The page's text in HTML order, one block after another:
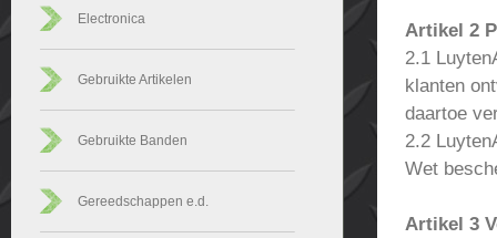
Electronica
Gebruikte Artikelen
Gebruikte Banden
Gereedschappen e.d.
Artikel 2
2.1
klanten
daartoe
2.2
Wet
Artikel 3